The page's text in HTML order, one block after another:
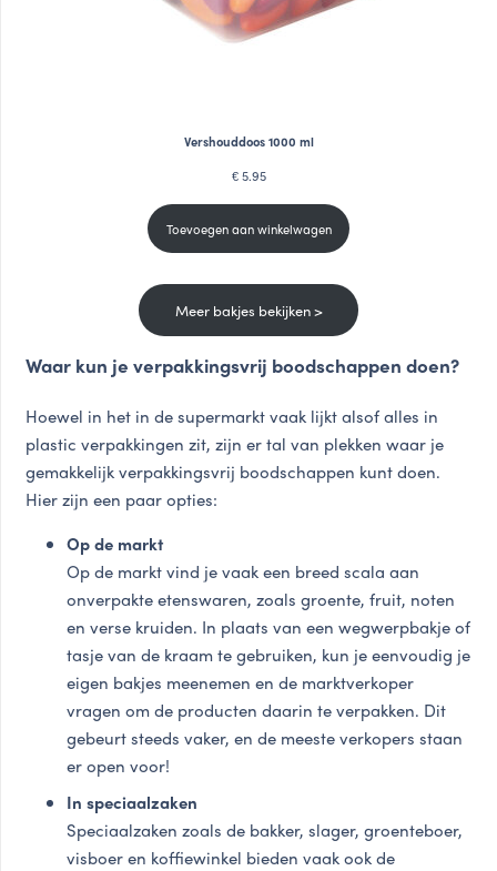
Vershouddoos 1000 ml
€ 5.95
Toevoegen aan winkelwagen
Meer bakjes bekijken >
Waar kun je verpakkingsvrij boodschappen doen?
Hoewel in het in de supermarkt vaak lijkt alsof alles in
plastic verpakkingen zit, zijn er tal van plekken waar je
gemakkelijk verpakkingsvrij boodschappen kunt doen.
Hier zijn een paar opties:
Op de markt
Op de markt vind je vaak een breed scala aan
onverpakte etenswaren, zoals groente, fruit, noten
en verse kruiden. In plaats van een wegwerpbakje of
tasje van de kraam te gebruiken, kun je eenvoudig je
eigen bakjes meenemen en de marktverkoper
vragen om de producten daarin te verpakken. Dit
gebeurt steeds vaker, en de meeste verkopers staan
er open voor!
In speciaalzaken
Speciaalzaken zoals de bakker, slager, groenteboer,
visboer en koffiewinkel bieden vaak ook de